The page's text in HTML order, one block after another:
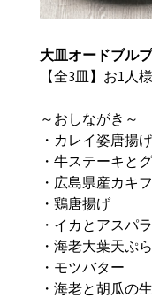
大皿オードブル
【全3皿】お1人
～おしながき～
・カレイ姿唐揚げ
・牛ステーキと
・広島県産カキ
・鶏唐揚げ
・イカとアスパ
・海老大葉天ぷら
・モツバター
・海老と胡瓜の